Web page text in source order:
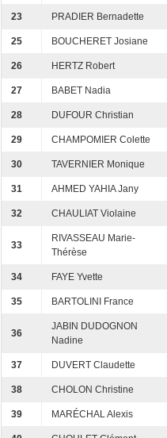
23 PRADIER Bernadette
25 BOUCHERET Josiane
26 HERTZ Robert
27 BABET Nadia
28 DUFOUR Christian
29 CHAMPOMIER Colette
30 TAVERNIER Monique
31 AHMED YAHIA Jany
32 CHAULIAT Violaine
33
RIVASSEAU Marie-
Thérèse
34 FAYE Yvette
35 BARTOLINI France
36
JABIN DUDOGNON
Nadine
37 DUVERT Claudette
38 CHOLON Christine
39 MARÉCHAL Alexis